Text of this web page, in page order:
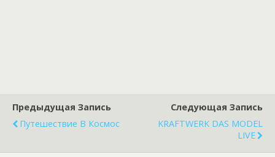
Предыдущая Запись
Путешествие В Космос
Следующая Запись
KRAFTWERK DAS MODEL
LIVE